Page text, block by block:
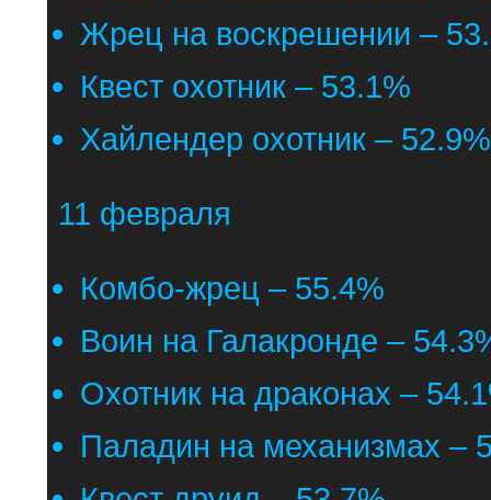
Жрец на воскрешении –
Квест охотник – 53.1%
Хайлендер охотник – 52.9%
11 февраля
Комбо-жрец – 55.4%
Воин на Галакронде –
Охотник на драконах –
Паладин на механизмах –